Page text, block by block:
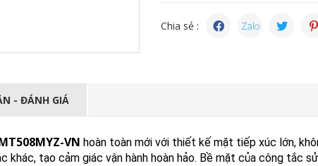
Chia sẻ :
- ĐÁNH GIÁ
VN hoàn toàn mới với thiết kế mặt tiếp xúc lớn,
khác, tạo cảm giác vận hành hoàn hảo. Bề mặt của công tắc